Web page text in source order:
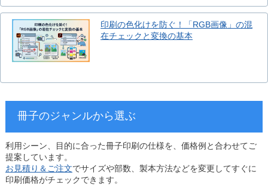
印刷の色化けを防ぐ！「RGB画像」の混
在チェックと変換の基本
冊子のジャンルから選ぶ
利用シーン、目的に合った冊子印刷の仕様を、価格例と合わせてご
提案しています。
お見積り＆ご注文でサイズや部数、製本方法などを変更してすぐに
印刷価格がチェックできます。